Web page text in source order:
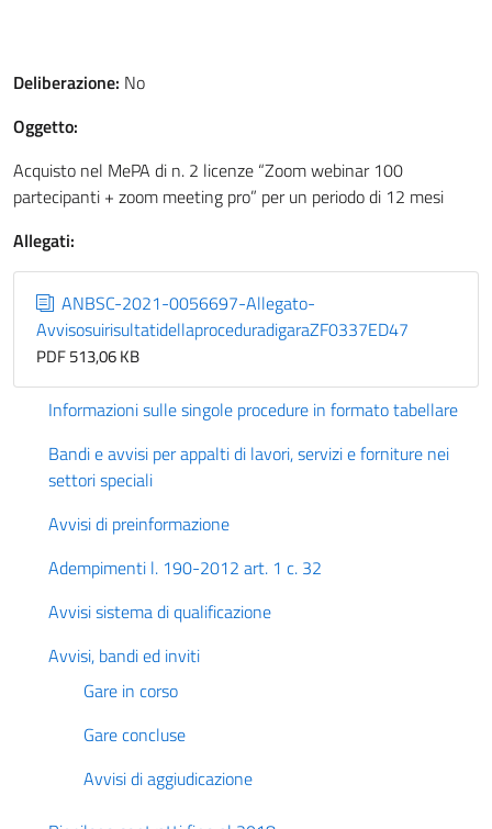
Deliberazione: No
Oggetto:
Acquisto nel MePA di n. 2 licenze “Zoom webinar 100
partecipanti + zoom meeting pro” per un periodo di 12 mesi
Allegati:
ANBSC-2021-0056697-Allegato-
AvvisosuirisultatidellaproceduradigaraZF0337ED47
PDF 513,06 KB
Informazioni sulle singole procedure in formato tabellare
Bandi e avvisi per appalti di lavori, servizi e forniture nei
settori speciali
Avvisi di preinformazione
Adempimenti l. 190-2012 art. 1 c. 32
Avvisi sistema di qualificazione
Avvisi, bandi ed inviti
Gare in corso
Gare concluse
Avvisi di aggiudicazione